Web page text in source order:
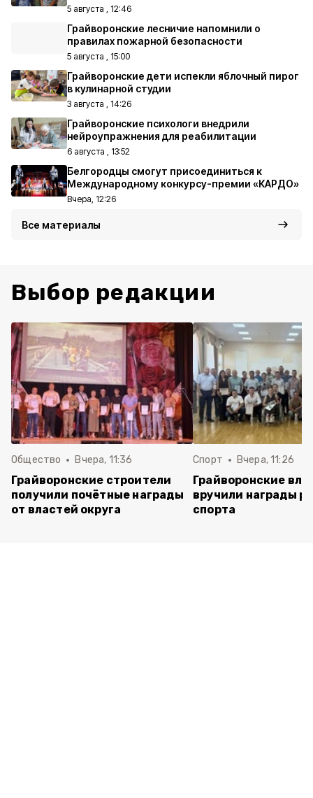
5 августа , 12:46
Грайворонские лесничие напомнили о
правилах пожарной безопасности
5 августа , 15:00
Грайворонские дети испекли яблочный пирог
в кулинарной студии
3 августа , 14:26
Грайворонские психологи внедрили
нейроупражнения для реабилитации
6 августа , 13:52
Белгородцы смогут присоединиться к
Международному конкурсу-премии «КАРДО»
Вчера, 12:26
Все материалы
Выбор редакции
Общество Вчера, 11:36
Грайворонские строители
получили почётные награды
от властей округа
Спорт Вчера, 11:26
Грайворонские
вручили награды
спорта